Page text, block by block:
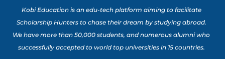
8 Lomba Jurusan
Psikologi untuk
Kobi Education is an edu-tech platform aiming to facilitate
Scholarship Hunters to chase their dream by studying abroad.
We have more than 50,000 students, and numerous alumni who
successfully accepted to world top universities in 15 countries.